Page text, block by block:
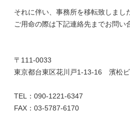
それに伴い、事務所を移転致しまし
ご用命の際は下記連絡先までお問い
〒111-0033
東京都台東区花川戸1-13-16 濱松
TEL：090-1221-6347
FAX：03-5787-6170